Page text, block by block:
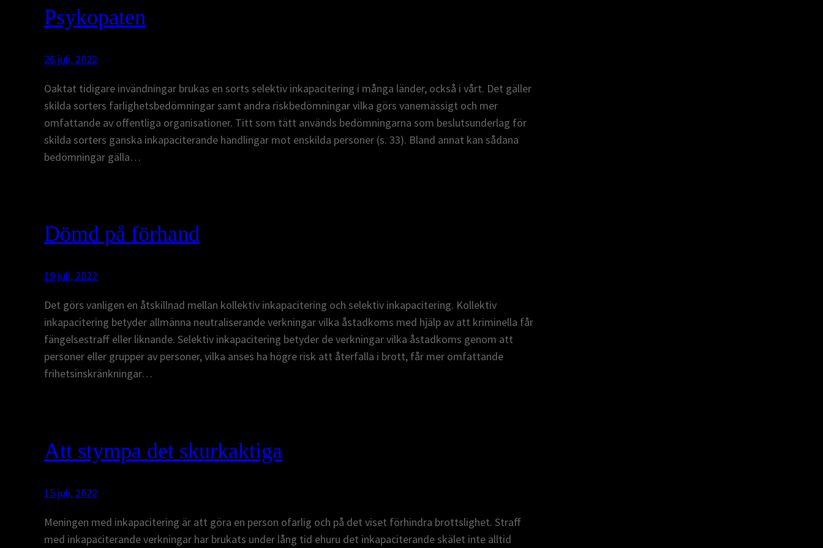
Psykopaten
26 juli, 2022
Oaktat tidigare invändningar brukas en sorts selektiv inkapacitering i många länder, också i vårt. Det gäller
skilda sorters farlighetsbedömningar samt andra riskbedömningar vilka görs vanemässigt och mer
omfattande av offentliga organisationer. Titt som tätt används bedömningarna som beslutsunderlag för
skilda sorters ganska inkapaciterande handlingar mot enskilda personer (s. 33). Bland annat kan sådana
bedömningar gälla…
Dömd på förhand
19 juli, 2022
Det görs vanligen en åtskillnad mellan kollektiv inkapacitering och selektiv inkapacitering. Kollektiv
inkapacitering betyder allmänna neutraliserande verkningar vilka åstadkoms med hjälp av att kriminella får
fängelsestraff eller liknande. Selektiv inkapacitering betyder de verkningar vilka åstadkoms genom att
personer eller grupper av personer, vilka anses ha högre risk att återfalla i brott, får mer omfattande
frihetsinskränkningar…
Att stympa det skurkaktiga
15 juli, 2022
Meningen med inkapacitering är att göra en person ofarlig och på det viset förhindra brottslighet. Straff
med inkapaciterande verkningar har brukats under lång tid ehuru det inkapaciterande skälet inte alltid